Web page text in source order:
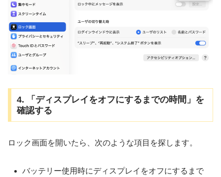
4. 「ディスプレイをオフにするまでの時間」を
確認する
ロック画面を開いたら、次のような項目を探します。
バッテリー使用時にディスプレイをオフにするまで